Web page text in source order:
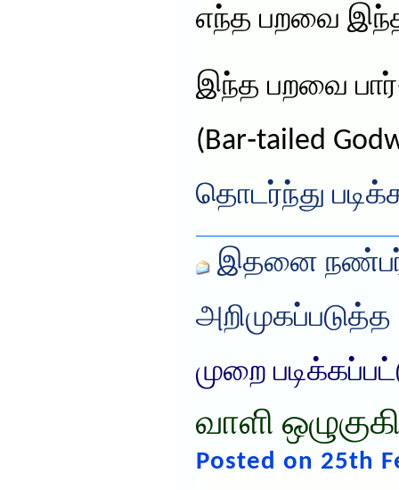
எந்த பறவை
இந்த பறவை
(Bar‑tailed
தொடர்ந்து
இதனை
அறிமுகப்படுத்த
முறை
வாளி
Posted on 25th